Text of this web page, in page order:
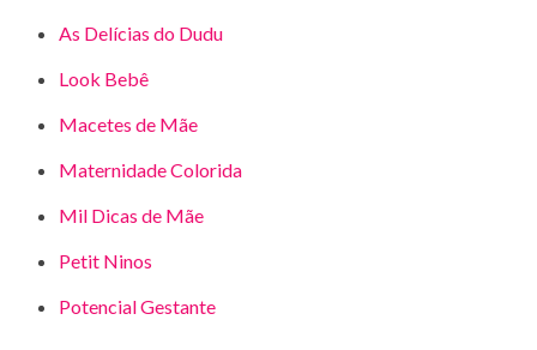
As Delícias do Dudu
Look Bebê
Macetes de Mãe
Maternidade Colorida
Mil Dicas de Mãe
Petit Ninos
Potencial Gestante